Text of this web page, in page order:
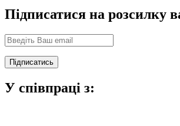
Підписатися на розсилку
У співпраці з: